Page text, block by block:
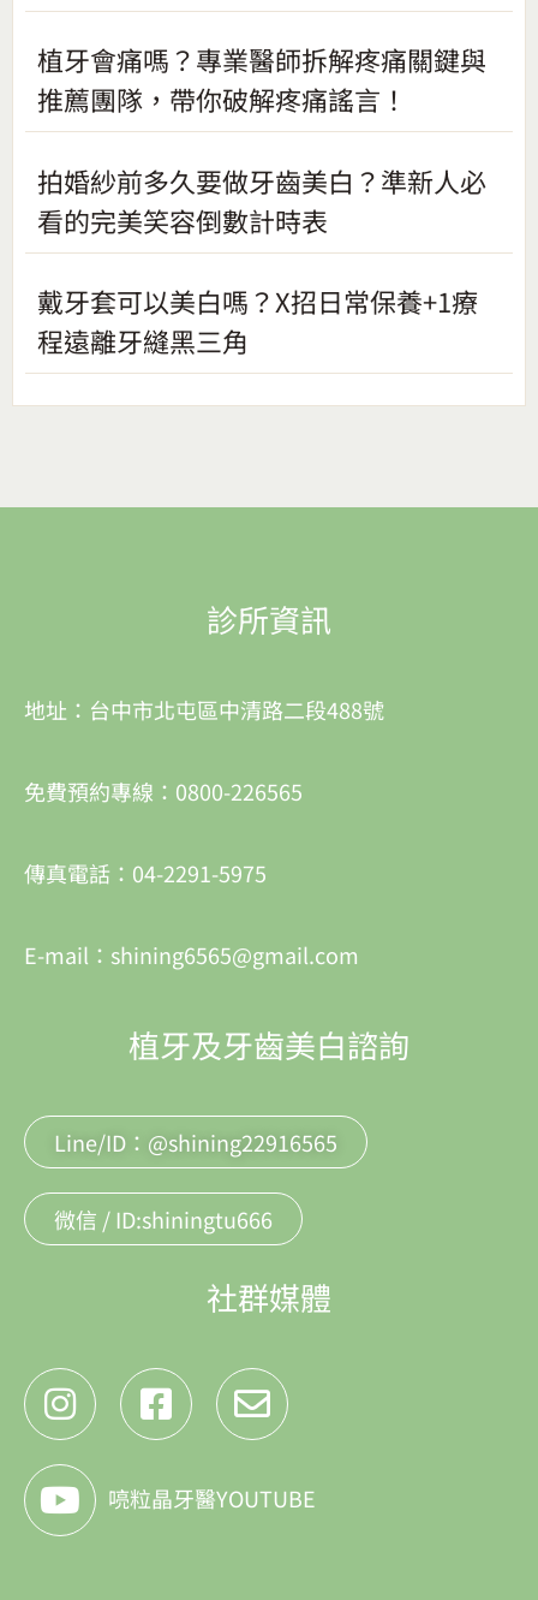
植牙會痛嗎？專業醫師拆解疼痛關鍵與
推薦團隊，帶你破解疼痛謠言！
拍婚紗前多久要做牙齒美白？準新人必
看的完美笑容倒數計時表
戴牙套可以美白嗎？X招日常保養+1療
程遠離牙縫黑三角
診所資訊
地址：台中市北屯區中清路二段488號
免費預約專線：0800-226565
傳真電話：04-2291-5975
E-mail：shining6565@gmail.com
植牙及牙齒美白諮詢
Line/ID：@shining22916565
微信 / ID:shiningtu666
社群媒體
喨粒晶牙醫YOUTUBE